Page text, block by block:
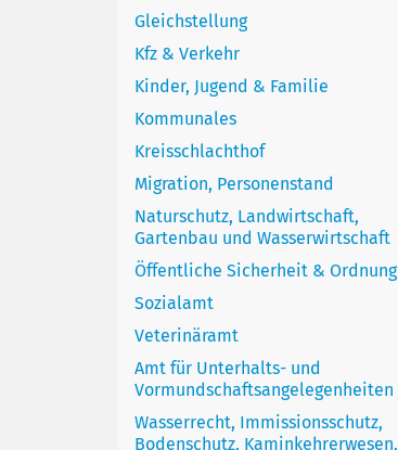
Gleichstellung
Kfz & Verkehr
Kinder, Jugend & Familie
Kommunales
Kreisschlachthof
Migration, Personenstand
Naturschutz, Landwirtschaft,
Gartenbau und Wasserwirtschaft
Öffentliche Sicherheit & Ordnung
Sozialamt
Veterinäramt
Amt für Unterhalts- und
Vormundschaftsangelegenheiten
Wasserrecht, Immissionsschutz,
Bodenschutz, Kaminkehrerwesen,